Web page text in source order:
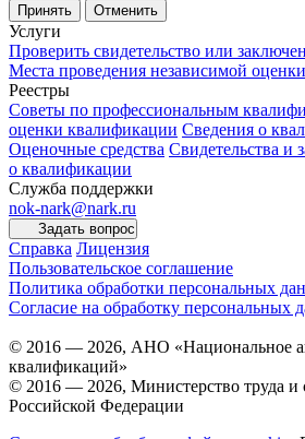
Принять Отменить
Услуги
Проверить свидетельство или
Места проведения независимой
Реестры
Советы по профессиональным
оценки квалификации Сведения о
Оценочные средства Свидетельства и
о квалификации
Служба поддержки
nok-nark@nark.ru
Задать вопрос
Справка Лицензия
Пользовательское соглашение
Политика обработки персональных
Согласие на обработку персональных
© 2016 — 2026, АНО «Национальное
квалификаций»
© 2016 — 2026, Министерство труда и
Российской Федерации